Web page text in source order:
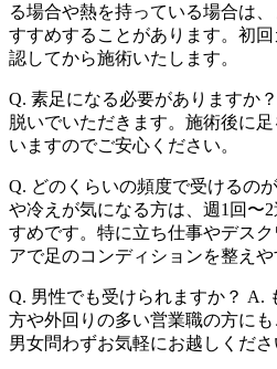
る場合や熱を持っている場合は
すすめすることがあります。初
認してから施術いたします。
Q. 素足になる必要がありますか
脱いでいただきます。施術後に
いますのでご安心ください。
Q. どのくらいの頻度で受けるの
や冷えが気になる方は、週1回〜
すめです。特に立ち仕事やデス
アで足のコンディションを整えや
Q. 男性でも受けられますか？ A.
方や外回りの多い営業職の方にも
男女問わずお気軽にお越しくださ